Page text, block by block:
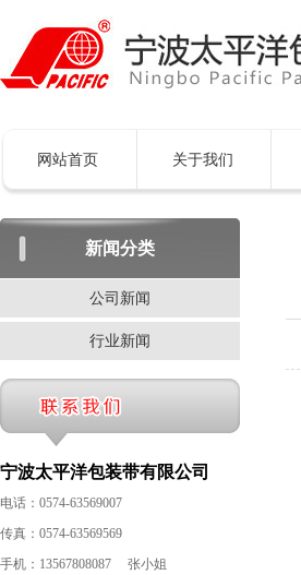
网站首页 关于我们
新闻分类
公司新闻
行业新闻
宁波太平洋包装带有限公司
电话：0574-63569007
传真：0574-63569569
手机：13567808087 张小姐